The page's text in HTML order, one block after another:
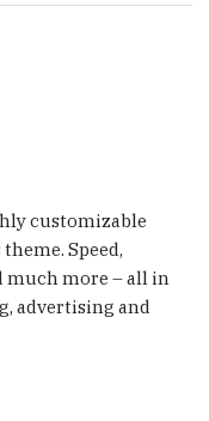
customizable
Speed,
much more – all in
advertising and